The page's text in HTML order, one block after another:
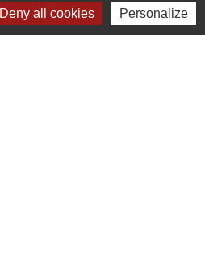
Deny all cookies Personalize